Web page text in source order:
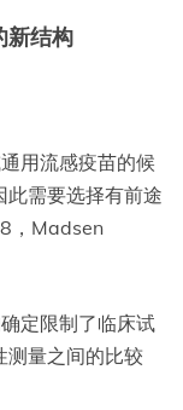
新结构
用流感疫苗的候
此需要选择有前途
，Madsen
定限制了临床试
测量之间的比较